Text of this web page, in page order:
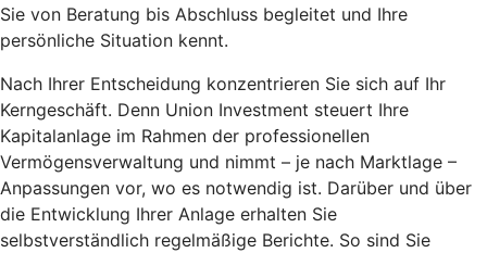
Sie von Beratung bis Abschluss begleitet und Ihre
persönliche Situation kennt.
Nach Ihrer Entscheidung konzentrieren Sie sich auf Ihr
Kerngeschäft. Denn Union Investment steuert Ihre
Kapitalanlage im Rahmen der professionellen
Vermögensverwaltung und nimmt – je nach Marktlage –
Anpassungen vor, wo es notwendig ist. Darüber und über
die Entwicklung Ihrer Anlage erhalten Sie
selbstverständlich regelmäßige Berichte. So sind Sie